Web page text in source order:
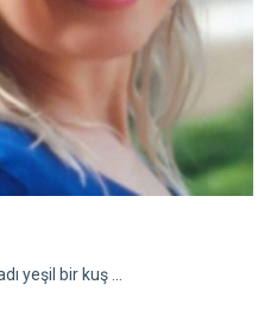
yeşil bir kuş ...